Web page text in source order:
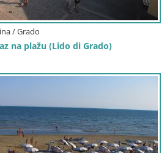
/ Grado
na plažu (Lido di Grado)